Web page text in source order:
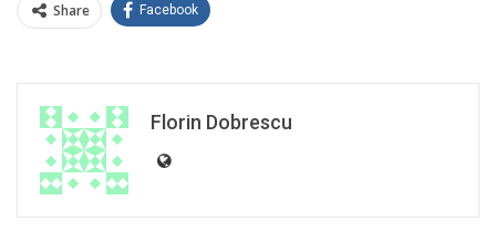
Share Facebook
Florin Dobrescu